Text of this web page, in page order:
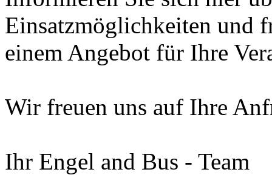
Einsatzmöglichkeiten und
einem Angebot für Ihre
Wir freuen uns auf Ihre
Ihr Engel and Bus - Team